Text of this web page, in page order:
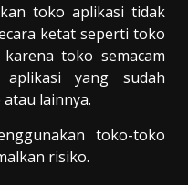
toko aplikasi tidak
ketat seperti toko
toko semacam
yang sudah
lainnya.
toko-toko
risiko.